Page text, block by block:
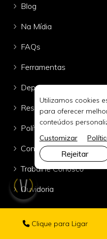
Blog
Na Mídia
FAQs
Ferramentas
Depoimentos
Responsabilidade Social
Políticas ESG
Contato
Trabalhe Conosco
Ouvidoria
Clique para Ligar
Utilizamos cookies
para oferecer
conteúdos
Customizar
Rejeitar